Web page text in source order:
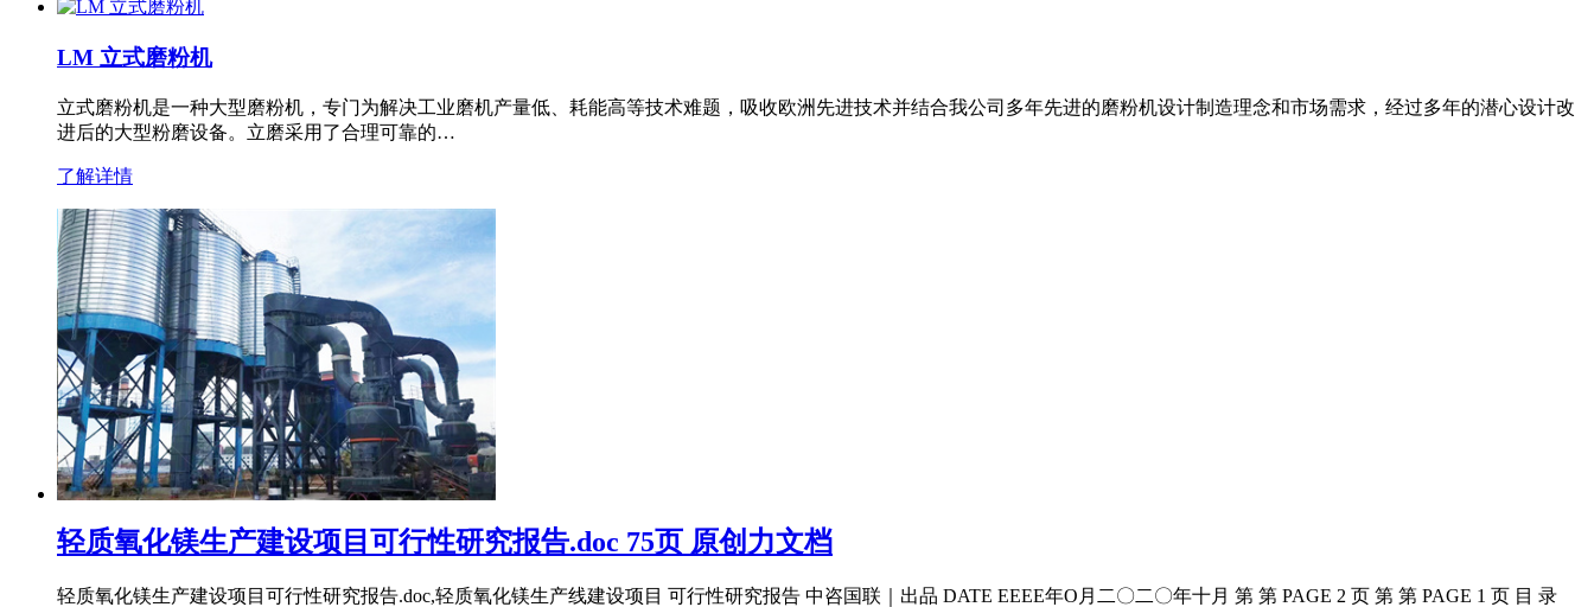
LM 立式磨粉机
立式磨粉机是一种大型磨粉机，专门为解决工业磨机产量低、耗能高等技术难题，吸收欧洲先进技术并结合我公司多年先进的磨粉机设计制造理念和市场需求，经过多年的潜心设计改
进后的大型粉磨设备。立磨采用了合理可靠的…
了解详情
轻质氧化镁生产建设项目可行性研究报告.doc 75页 原创力文档
轻质氧化镁生产建设项目可行性研究报告.doc,轻质氧化镁生产线建设项目 可行性研究报告 中咨国联｜出品 DATE EEEE年O月二〇二〇年十月 第 第 PAGE 2 页 第 第 PAGE 1 页 目 录